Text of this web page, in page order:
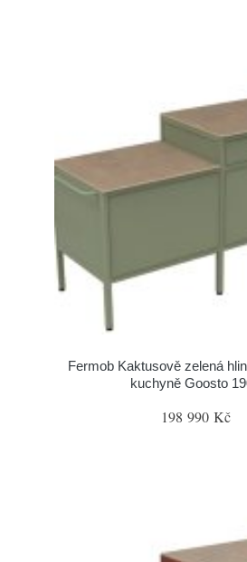
Fermob Kaktusově zelená
kuchyně Goosto
198 990 Kč